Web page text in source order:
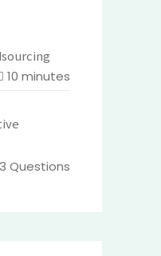
10 minutes
3 Questions